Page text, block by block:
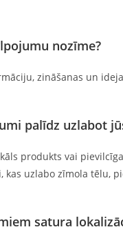
nozīme?
zināšanas un
palīdz uzlabot
produkts vai
uzlabo zīmola tēlu,
satura